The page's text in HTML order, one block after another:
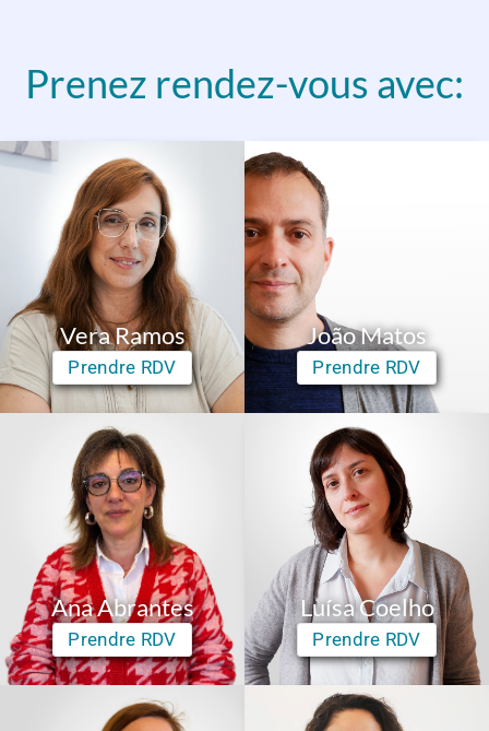
Prenez rendez-vous avec:
Vera Ramos
Prendre RDV
João Matos
Prendre RDV
Ana Abrantes
Prendre RDV
Luísa Coelho
Prendre RDV